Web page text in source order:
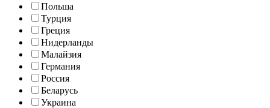
Польша
Турция
Греция
Нидерланды
Малайзия
Германия
Россия
Беларусь
Украина